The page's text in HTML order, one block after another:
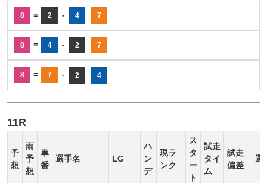
8 = 2 - 4 7
8 = 4 - 2 7
8 = 7 - 2 4
11R
予
想
雨
予
想
車
番
選手名 LG
ハ
ン
デ
現ラ
ンク
ス
タ
ー
ト
試走
タイ
ム
試走
偏差
選